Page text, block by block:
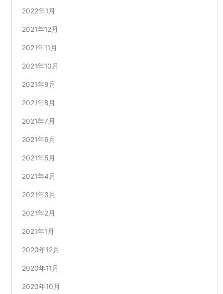
2022年1月
2021年12月
2021年11月
2021年10月
2021年9月
2021年8月
2021年7月
2021年6月
2021年5月
2021年4月
2021年3月
2021年2月
2021年1月
2020年12月
2020年11月
2020年10月